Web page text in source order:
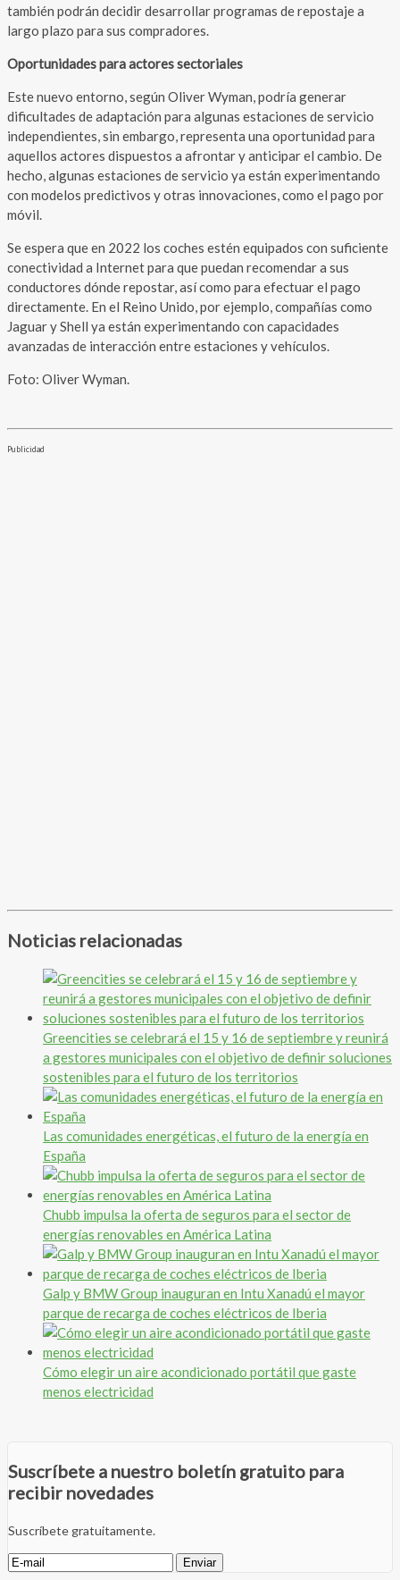
también podrán decidir desarrollar programas de repostaje a
largo plazo para sus compradores.
Oportunidades para actores sectoriales
Este nuevo entorno, según Oliver Wyman, podría generar
dificultades de adaptación para algunas estaciones de servicio
independientes, sin embargo, representa una oportunidad para
aquellos actores dispuestos a afrontar y anticipar el cambio. De
hecho, algunas estaciones de servicio ya están experimentando
con modelos predictivos y otras innovaciones, como el pago por
móvil.
Se espera que en 2022 los coches estén equipados con suficiente
conectividad a Internet para que puedan recomendar a sus
conductores dónde repostar, así como para efectuar el pago
directamente. En el Reino Unido, por ejemplo, compañías como
Jaguar y Shell ya están experimentando con capacidades
avanzadas de interacción entre estaciones y vehículos.
Foto: Oliver Wyman.
Publicidad
Noticias relacionadas
Greencities se celebrará el 15 y 16 de septiembre y reunirá
a gestores municipales con el objetivo de definir soluciones
sostenibles para el futuro de los territorios
Las comunidades energéticas, el futuro de la energía en
España
Chubb impulsa la oferta de seguros para el sector de
energías renovables en América Latina
Galp y BMW Group inauguran en Intu Xanadú el mayor
parque de recarga de coches eléctricos de Iberia
Cómo elegir un aire acondicionado portátil que gaste
menos electricidad
Suscríbete a nuestro boletín gratuito para
recibir novedades
Suscríbete gratuitamente.